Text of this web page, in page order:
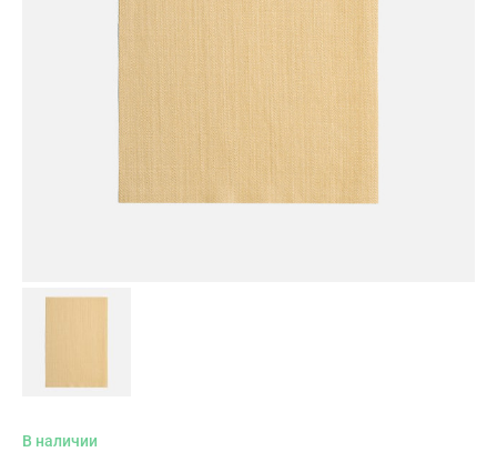
В наличии